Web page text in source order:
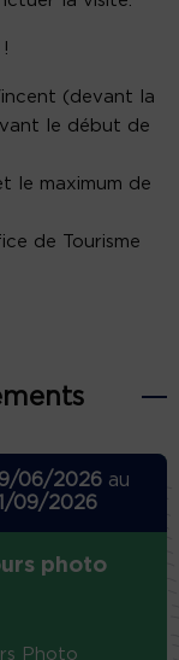
(devant la
le début de
le maximum de
de Tourisme
06/2026 au
09/2026
photo
Photo